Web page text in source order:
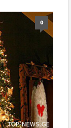
0